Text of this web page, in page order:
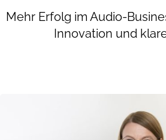
Transparenzpflicht AI Act
Mehr Erfolg im Audio-
Innovation und